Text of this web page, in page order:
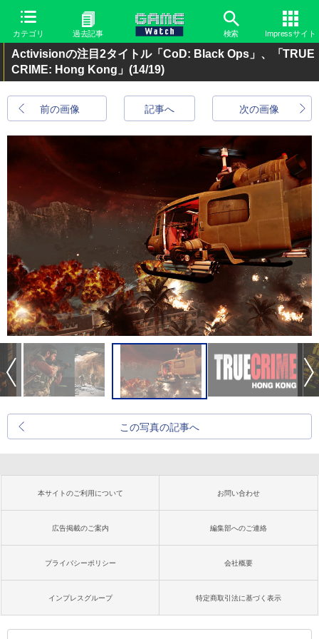
カテゴリ 過去記事 検索 Impressサイト
Activisionの注目2タイトル「CoD: Black Ops」、「TRUE
CRIME: Hong Kong」 (14/19)
前の画像 次の画像
記事へ
この写真の記事へ
本サイトのご利用について お問い合わせ
広告掲載のご案内 編集部へのご連絡
プライバシーポリシー 会社概要
インプレスグループ 特定商取引法に基づく表示